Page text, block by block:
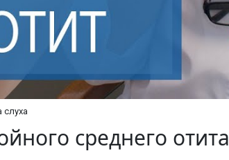
слуха
среднего отита